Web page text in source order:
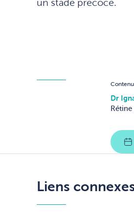
un stade précoce.
Dr
Liens